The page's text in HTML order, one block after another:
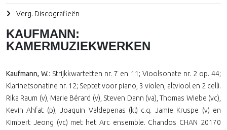
Verg. Discografieën
KAUFMANN:
KAMERMUZIEKWERKEN
Kaufmann, W.: Strijkkwartetten nr. 7 en 11; Vioolsonate nr. 2 op. 44;
Klarinetsonatine nr. 12; Septet voor piano, 3 violen, altviool en 2 celli.
Rika Raum (v), Marie Bérard (v), Steven Dann (va), Thomas Wiebe (vc),
Kevin Ahfat (p), Joaquin Valdepenas (kl) c.q. Jamie Kruspe (v) en
Kimbert Jeong (vc) met het Arc ensemble. Chandos CHAN 20170